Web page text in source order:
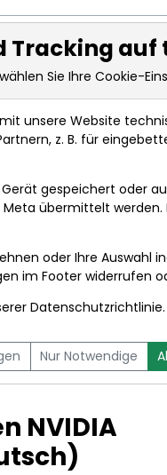
Market Tools
der
-
NVIDIA
Tracking
Sie Ihre Cookie-
unsere Website
z. B. für
gespeichert oder
übermittelt
oder Ihre Auswahl
im Footer widerrufen
Datenschutzrichtlinie.
Nur Notwendige